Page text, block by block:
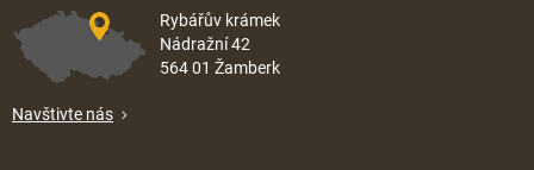
Rybářův krámek
Nádražní 42
564 01 Žamberk
Navštivte nás